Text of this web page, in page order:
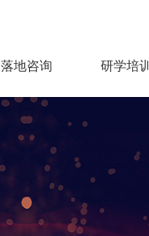
落地咨询 研学培训